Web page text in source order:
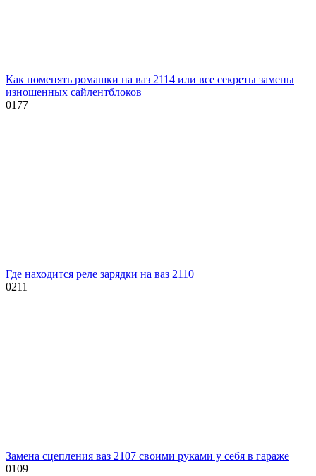
Как поменять ромашки на ваз 2114 или все секреты замены
изношенных сайлентблоков
0177
Где находится реле зарядки на ваз 2110
0211
Замена сцепления ваз 2107 своими руками у себя в гараже
0109